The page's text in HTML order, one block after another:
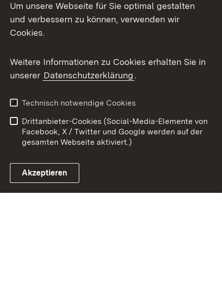
X / Twitter
Youtube
Link zum Landesportal
Kontakt
Datenschutz
Barrierefreiheit
Impressum
Cookies
Um unsere Webseite für Sie optimal gestalten
und verbessern zu können, verwenden wir
Cookies.
Weitere Informationen zu Cookies erhalten Sie in
unserer Datenschutzerklärung.
Technisch notwendige Cookies
Drittanbieter-Cookies (Social-Media-Elemente von
Facebook, X / Twitter und Google werden auf der
gesamten Webseite aktiviert.)
Akzeptieren